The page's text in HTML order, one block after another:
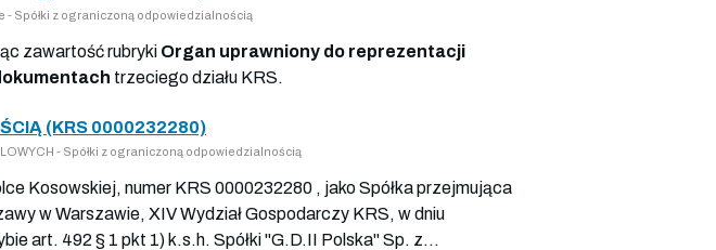
- Spółki z ograniczoną odpowiedzialnością
zawartość rubryki Organ uprawniony do reprezentacji
trzeciego działu KRS.
(KRS 0000232280)
- Spółki z ograniczoną odpowiedzialnością
Kosowskiej, numer KRS 0000232280 , jako Spółka przejmująca
w Warszawie, XIV Wydział Gospodarczy KRS, w dniu
art. 492 § 1 pkt 1) k.s.h. Spółki "G.D.II Polska" Sp. z...